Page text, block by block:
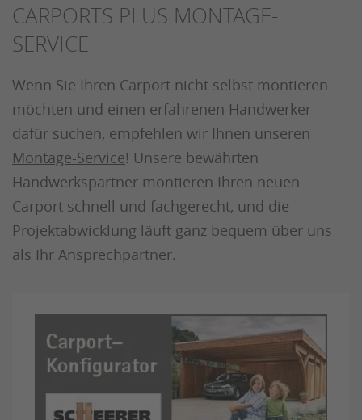
CARPORTS PLUS MONTAGE-
SERVICE
Wenn Sie Ihren Carport nicht selbst montieren
möchten und einen erfahrenen Handwerker
dafür suchen, empfehlen wir Ihnen unseren
Montage-Service! Unsere bewährten
Handwerkspartner montieren Ihren neuen
Carport schnell und fachgerecht, und die
Projektabwicklung läuft ganz bequem über uns
als Ihr Ansprechpartner.